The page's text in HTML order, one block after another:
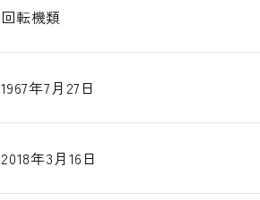
回転機類
1967年7月27日
2018年3月16日